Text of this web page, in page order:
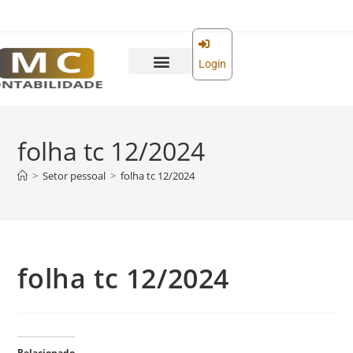
Login
folha tc 12/2024
> Setor pessoal > folha tc 12/2024
folha tc 12/2024